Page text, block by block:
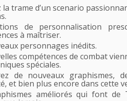
la trame d’un scenario
de personnalisation
à maîtriser.
personnages inédits.
compétences de combat
spéciales.
de nouveaux graphismes,
et bien plus encore dans cette
améliorés qui font de